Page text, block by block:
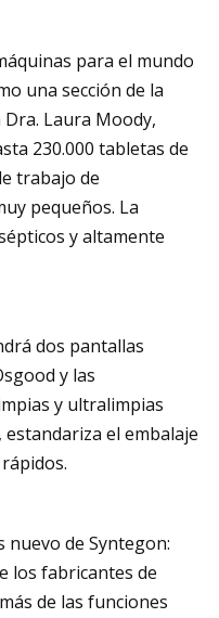
para el mundo
una sección de la
Laura Moody,
230.000 tabletas de
trabajo de
pequeños. La
y altamente
dos pantallas
y las
y ultralimpias
el embalaje
nuevo de Syntegon:
los fabricantes de
de las funciones